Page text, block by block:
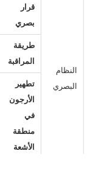
النظام
البصري
قرار
بصري
طريقة
المراقبة
تطهير
الأرجون
في
منطقة
الأشعة